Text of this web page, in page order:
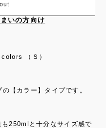
いの方向け
（Ｓ）
【カラー】タイプです。
250mlと十分なサイズ感で